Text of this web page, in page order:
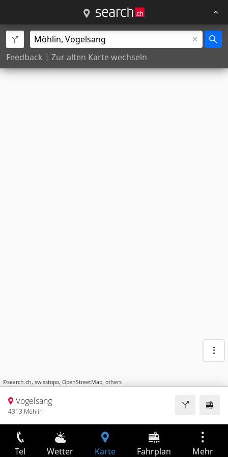
Feedback | Zur alten Karte wechseln
©search.ch, swisstopo, OpenStreetMap, others
Vogelsang
4313 Möhlin
Tel Wetter Karte Fahrplan Mehr